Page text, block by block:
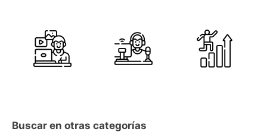
Buscar en otras categorías